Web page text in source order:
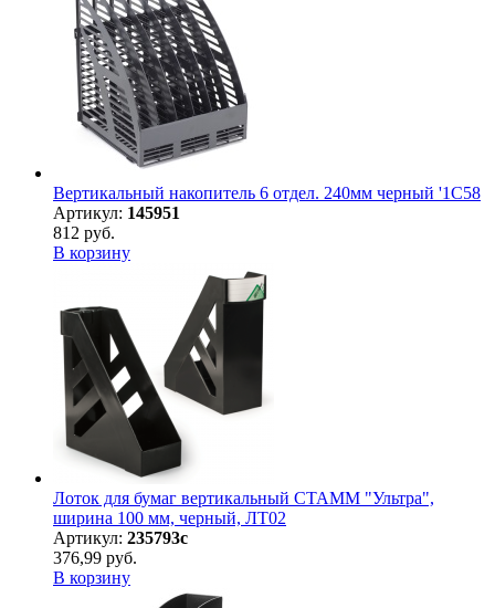
Вертикальный накопитель 6 отдел. 240мм черный '1C58
Артикул: 145951
812 руб.
В корзину
Лоток для бумаг вертикальный СТАММ "Ультра",
ширина 100 мм, черный, ЛТ02
Артикул: 235793с
376,99 руб.
В корзину